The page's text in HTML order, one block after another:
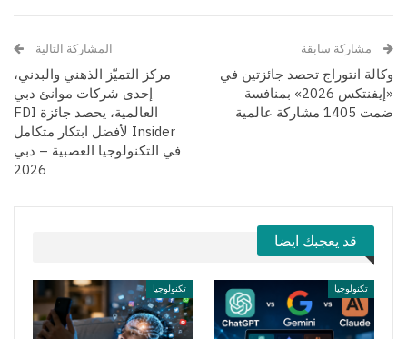
مشاركة سابقة
وكالة انتوراج تحصد جائزتين في
«إيفنتكس 2026» بمنافسة
ضمت 1405 مشاركة عالمية
المشاركة التالية
مركز التميّز الذهني والبدني،
إحدى شركات موانئ دبي
العالمية، يحصد جائزة FDI
Insider لأفضل ابتكار متكامل
في التكنولوجيا العصبية – دبي
2026
قد يعجبك ايضا
تكنولوجيا تكنولوجيا